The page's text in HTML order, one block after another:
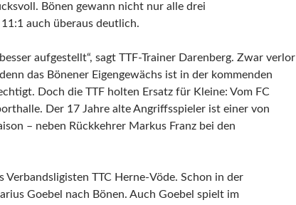
Bönen gewann nicht nur alle drei
auch überaus deutlich.
aufgestellt“, sagt TTF-Trainer Darenberg. Zwar verlor
das Bönener Eigengewächs ist in der kommenden
Doch die TTF holten Ersatz für Kleine: Vom FC
Der 17 Jahre alte Angriffsspieler ist einer von
– neben Rückkehrer Markus Franz bei den
TTC Herne-Vöde. Schon in der
Goebel nach Bönen. Auch Goebel spielt im